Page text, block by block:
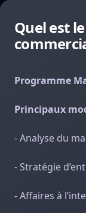
Quel est
Programme
Principaux
- Analyse du
- Stratégie
- Affaires à